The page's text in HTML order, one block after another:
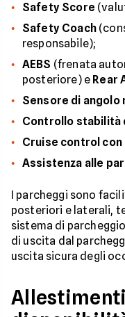
Safety Score
Safety Coach
responsabile);
AEBS (frenata
posteriore) e Rear
Sensore di angolo
Controllo stabilità
Cruise control con
Assistenza alle
I parcheggi sono
posteriori e laterali,
sistema di
di uscita dal
uscita sicura degli